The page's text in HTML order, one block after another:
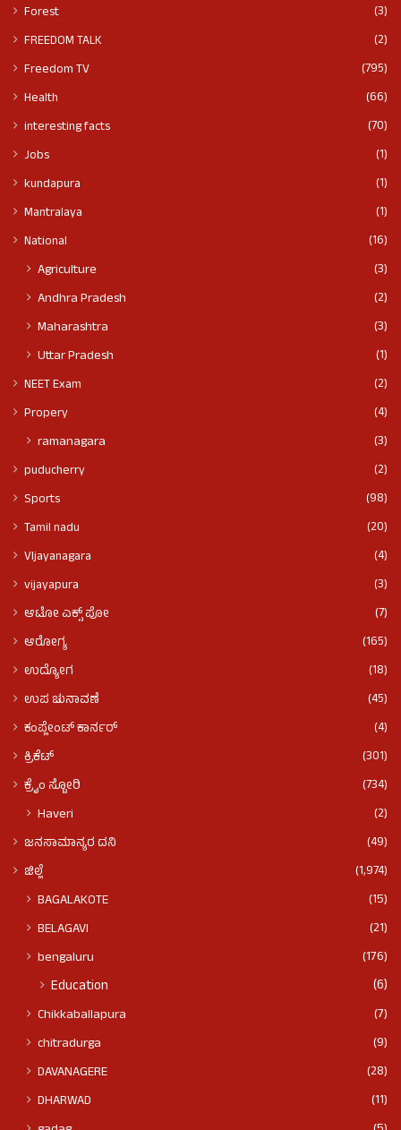
Forest
(3)
FREEDOM TALK
(2)
Freedom TV
(795)
Health
(66)
interesting facts
(70)
Jobs
(1)
kundapura
(1)
Mantralaya
(1)
National
(16)
Agriculture
(3)
Andhra Pradesh
(2)
Maharashtra
(3)
Uttar Pradesh
(1)
NEET Exam
(2)
Propery
(4)
ramanagara (3)
puducherry
(2)
Sports
(98)
Tamil nadu
(20)
VIjayanagara
(4)
vijayapura
(3)
ಆಟೋ ಎಕ್ಸ್ ಪೋ
(7)
ಆರೋಗ್ಯ
(165)
ಉದ್ಯೋಗ
(18)
ಉಪ ಚುನಾವಣೆ
(45)
ಕಂಪ್ಲೇಂಟ್ ಕಾರ್ನರ್
(4)
ಕ್ರಿಕೆಟ್
(301)
ಕ್ರೈಂ ಸ್ಟೋರಿ
(734)
Haveri (2)
ಜನಸಾಮಾನ್ಯರ ದನಿ
(49)
ಜಿಲ್ಲೆ
(1,974)
BAGALAKOTE
(15)
BELAGAVI
(21)
bengaluru
(176)
Education (6)
Chikkaballapura
(7)
chitradurga
(9)
DAVANAGERE
(28)
DHARWAD
(11)